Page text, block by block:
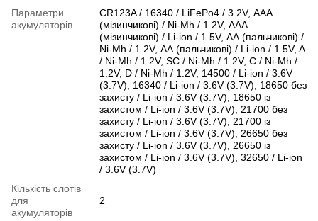
Параметри
акумуляторів
CR123A / 16340 / LiFePo4 / 3.2V, ААА
(мізинчикові) / Ni-Mh / 1.2V, ААА
(мізинчикові) / Li-ion / 1.5V, АА (пальчикові) /
Ni-Mh / 1.2V, АА (пальчикові) / Li-ion / 1.5V, A
/ Ni-Mh / 1.2V, SC / Ni-Mh / 1.2V, C / Ni-Mh /
1.2V, D / Ni-Mh / 1.2V, 14500 / Li-ion / 3.6V
(3.7V), 16340 / Li-ion / 3.6V (3.7V), 18650 без
захисту / Li-ion / 3.6V (3.7V), 18650 із
захистом / Li-ion / 3.6V (3.7V), 21700 без
захисту / Li-ion / 3.6V (3.7V), 21700 із
захистом / Li-ion / 3.6V (3.7V), 26650 без
захисту / Li-ion / 3.6V (3.7V), 26650 із
захистом / Li-ion / 3.6V (3.7V), 32650 / Li-ion
/ 3.6V (3.7V)
Кількість слотів
для
акумуляторів
2